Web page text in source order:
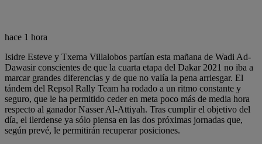
hace 1 hora
Isidre Esteve y Txema Villalobos partían esta mañana de Wadi Ad-
Dawasir conscientes de que la cuarta etapa del Dakar 2021 no iba a
marcar grandes diferencias y de que no valía la pena arriesgar. El
tándem del Repsol Rally Team ha rodado a un ritmo constante y
seguro, que le ha permitido ceder en meta poco más de media hora
respecto al ganador Nasser Al-Attiyah. Tras cumplir el objetivo del
día, el ilerdense ya sólo piensa en las dos próximas jornadas que,
según prevé, le permitirán recuperar posiciones.